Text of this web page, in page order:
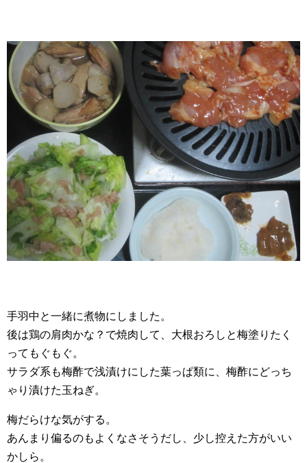
手羽中と一緒に煮物にしました。
後は鶏の肩肉かな？で焼肉して、大根おろしと梅塗りたく
ってもぐもぐ。
サラダ系も梅酢で浅漬けにした葉っぱ類に、梅酢にどっち
ゃり漬けた玉ねぎ。
梅だらけな気がする。
あんまり偏るのもよくなさそうだし、少し控えた方がいい
かしら。